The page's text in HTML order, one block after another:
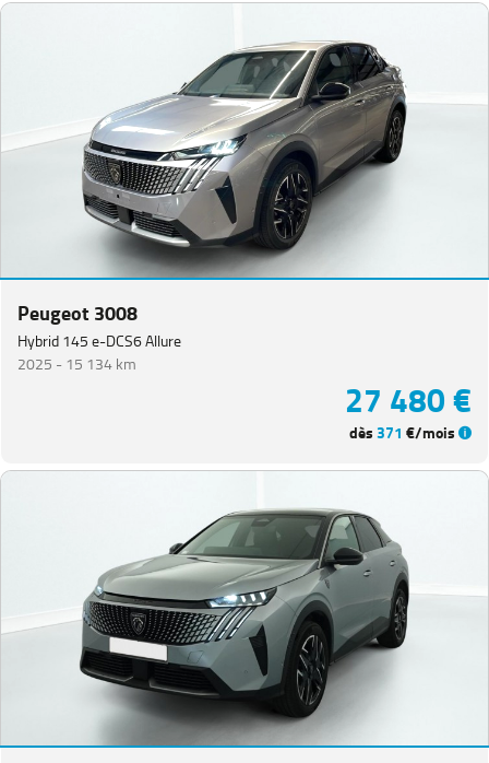
Peugeot 3008
Hybrid 145 e-DCS6 Allure
2025 - 15 134 km
27 480 €
dès371 €/mois